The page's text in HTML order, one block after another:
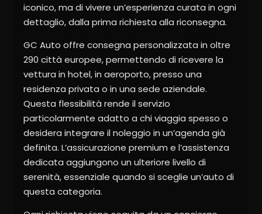
iconico, ma di vivere un’esperienza curata in ogni
dettaglio, dalla prima richiesta alla riconsegna.
GC Auto offre consegna personalizzata in oltre
290 città europee, permettendo di ricevere la
vettura in hotel, in aeroporto, presso una
residenza privata o in una sede aziendale.
Questa flessibilità rende il servizio
particolarmente adatto a chi viaggia spesso o
desidera integrare il noleggio in un’agenda già
definita. L’assicurazione premium e l’assistenza
dedicata aggiungono un ulteriore livello di
serenità, essenziale quando si sceglie un’auto di
questa categoria.